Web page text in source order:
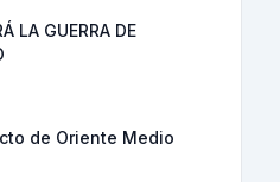
LA GUERRA DE
de Oriente Medio